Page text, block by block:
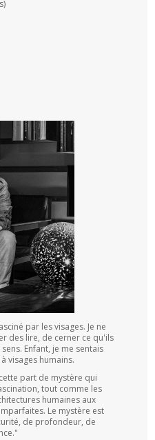
par les visages. Je ne
des lire, de cerner ce qu'ils
Enfant, je me sentais
visages humains.
part de mystère qui
tout comme les
humaines aux
Le mystère est
de profondeur, de